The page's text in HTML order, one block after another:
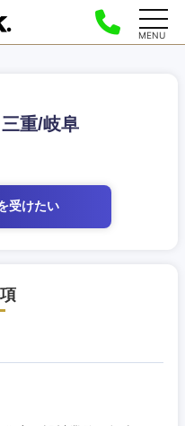
MENU
重/岐阜
受けたい